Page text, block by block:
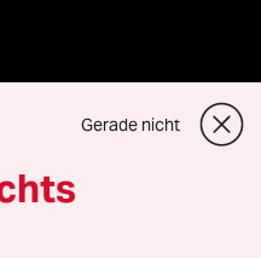
Gerade nicht